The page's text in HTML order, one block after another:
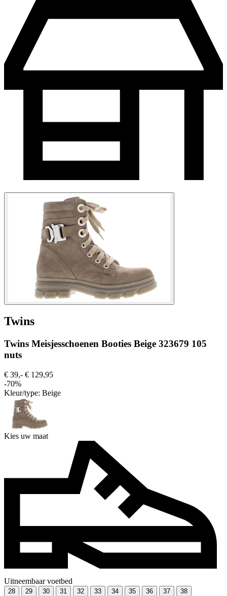
Twins
Twins Meisjesschoenen Booties Beige 323679 105
nuts
€ 39,- € 129,95
-70%
Kleur/type: Beige
Kies uw maat
Uitneembaar voetbed
28 29 30 31 32 33 34 35 36 37 38